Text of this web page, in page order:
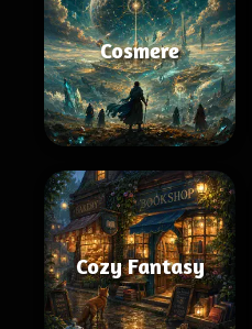
Cosmere
Cozy Fantasy